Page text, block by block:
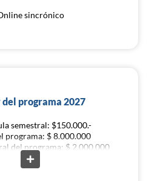
sincrónico
programa 2027
semestral: $150.000.-
programa: $ 8.000.000
del programa: $ 2.000.000